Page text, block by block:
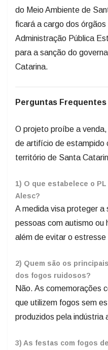
do Meio Ambiente de
ficará a cargo dos
Administração Pública
para a sanção do
Catarina.
Perguntas Frequentes
O projeto proíbe a
de artifício de estampido
território de Santa
1) O que estabelece o PL
Alesc?
A medida visa proteger a
pessoas com autismo ou
além de evitar o estresse
2) Quem são os
dos fogos ruidosos?
Não. As comemorações
que utilizem fogos sem
produzidos pela indústria
3) As festas com fogos